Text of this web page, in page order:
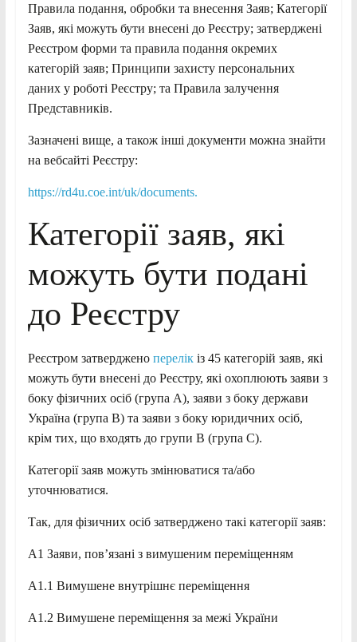
Правила подання, обробки та внесення Заяв; Категорії
Заяв, які можуть бути внесені до Реєстру; затверджені
Реєстром форми та правила подання окремих
категорій заяв; Принципи захисту персональних
даних у роботі Реєстру; та Правила залучення
Представників.
Зазначені вище, а також інші документи можна знайти
на вебсайті Реєстру:
https://rd4u.coe.int/uk/documents.
Категорії заяв, які
можуть бути подані
до Реєстру
Реєстром затверджено перелікіз 45 категорій заяв, які
можуть бути внесені до Реєстру, які охоплюють заяви з
боку фізичних осіб (група А), заяви з боку держави
Україна (група В) та заяви з боку юридичних осіб,
крім тих, що входять до групи В (група С).
Категорії заяв можуть змінюватися та/або
уточнюватися.
Так, для фізичних осіб затверджено такі категорії заяв:
A1 Заяви, пов’язані з вимушеним переміщенням
A1.1 Вимушене внутрішнє переміщення
A1.2 Вимушене переміщення за межі України